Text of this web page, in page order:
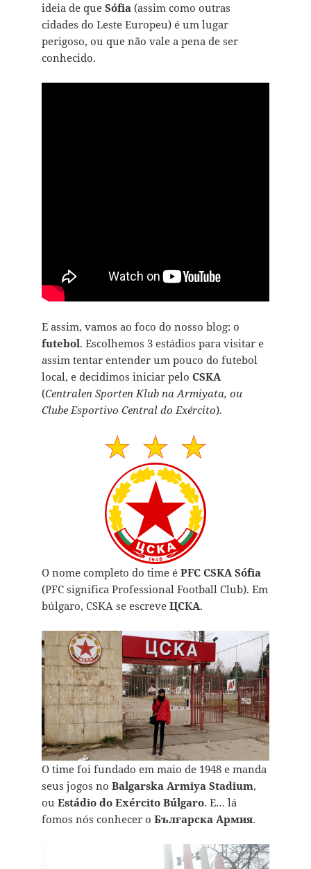
ideia de que Sófia(assim como outras
cidades do Leste Europeu) é um lugar
perigoso, ou que não vale a pena de ser
conhecido.
E assim, vamos ao foco do nosso blog: o
futebol. Escolhemos 3 estádios para visitar e
assim tentar entender um pouco do futebol
local, e decidimos iniciar pelo CSKA
(Centralen Sporten Klub na Armiyata, ou
Clube Esportivo Central do Exército).
O nome completo do time é PFC CSKA Sófia
(PFC significa Professional Football Club). Em
búlgaro, CSKA se escreve ЦСКА.
O time foi fundado em maio de 1948 e manda
seus jogos no Balgarska Armiya Stadium,
ou Estádio do Exército Búlgaro. E… lá
fomos nós conhecer o Българска Армия.